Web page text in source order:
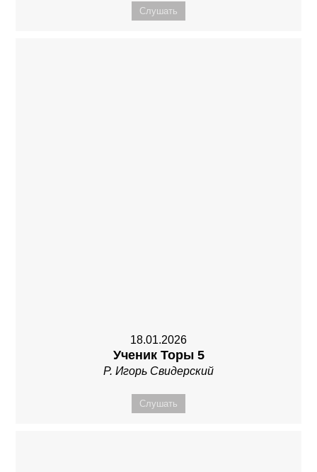
Слушать
18.01.2026
Ученик Торы 5
Р. Игорь Свидерский
Слушать